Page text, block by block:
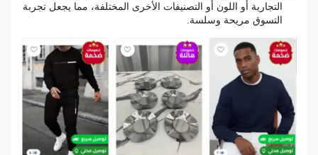
التجارية أو اللون أو التصنيفات الأخرى المختلفة، مما يجعل تجربة
التسوق مريحة وسلسة.